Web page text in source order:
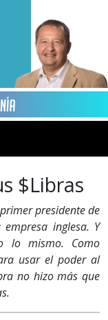
$Libras
presidente de
inglesa. Y
lo mismo. Como
usar el poder al
no hizo más que